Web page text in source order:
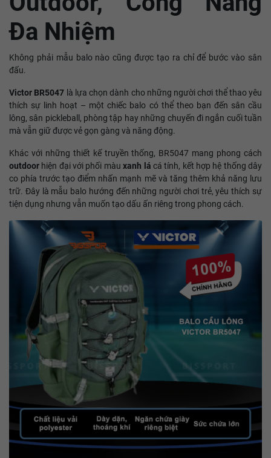
Đa Nhiệm
Không phải mẫu balo nào cũng được tạo ra chỉ để bước vào sân
đấu.
Victor BR5047 là lựa chọn dành cho những người chơi thể thao yêu
thích sự linh hoạt – một chiếc balo có thể theo bạn đến sân cầu
lông, sân pickleball, phòng tập hay những chuyến đi ngắn cuối tuần
mà vẫn giữ được vẻ gọn gàng và năng động.
Khác với những thiết kế truyền thống, BR5047 mang phong cách
outdoor hiện đại với phối màuxanh lá cá tính, kết hợp hệ thống dây
co phía trước tạo điểm nhấn mạnh mẽ và tăng thêm khả năng lưu
trữ. Đây là mẫu balo hướng đến những người chơi trẻ, yêu thích sự
tiện dụng nhưng vẫn muốn tạo dấu ấn riêng trong phong cách.